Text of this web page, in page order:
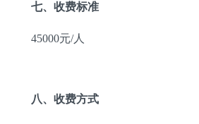
七、收费标准
45000元/人
八、收费方式